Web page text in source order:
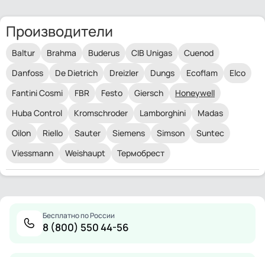
Производители
Baltur Brahma Buderus CIB Unigas
Cuenod
Danfoss
De Dietrich Dreizler Dungs Ecoflam
Elco
Fantini Cosmi
FBR Festo Giersch
Honeywell
Huba Control
Kromschroder Lamborghini
Madas
Oilon
Riello Sauter Siemens Simson
Suntec
Viessmann
Weishaupt Термобрест
Бесплатно по России
8 (800) 550 44-56